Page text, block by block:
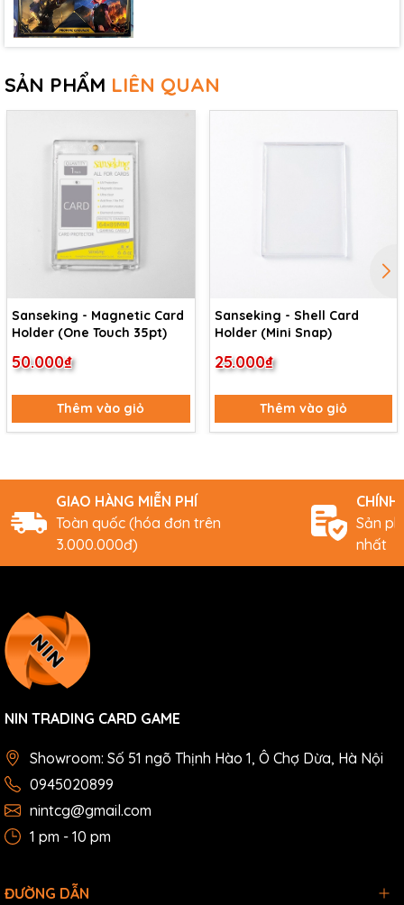
SẢN PHẨM LIÊN QUAN
Sanseking - Magnetic Card
Holder (One Touch 35pt)
50.000₫
Thêm vào giỏ
Sanseking - Shell Card
Holder (Mini Snap)
25.000₫
Thêm vào giỏ
GIAO HÀNG MIỄN PHÍ
Toàn quốc (hóa đơn trên
3.000.000đ)
CHÍNH
Sản
nhất
NIN TRADING CARD GAME
Showroom: Số 51 ngõ Thịnh Hào 1, Ô Chợ Dừa, Hà Nội
0945020899
nintcg@gmail.com
1 pm - 10 pm
ĐƯỜNG DẪN